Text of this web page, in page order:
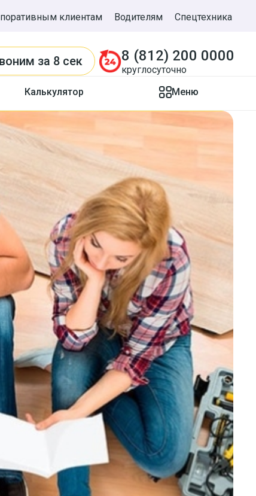
клиентам Водителям Спецтехника
за 8 сек 8 (812) 200 0000
круглосуточно
Калькулятор Меню